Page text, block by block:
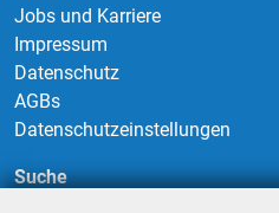
Jobs und Karriere
Impressum
Datenschutz
AGBs
Datenschutzeinstellungen
Suche